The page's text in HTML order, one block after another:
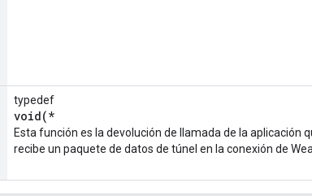
typedef
void(*
Esta función es la devolución de llamada de la aplicación
recibe un paquete de datos de túnel en la conexión de